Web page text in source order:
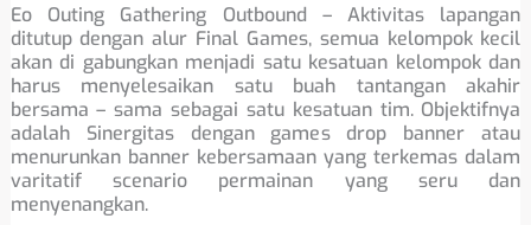
Eo Outing Gathering Outbound – Aktivitas lapangan
ditutup dengan alur Final Games, semua kelompok kecil
akan di gabungkan menjadi satu kesatuan kelompok dan
harus menyelesaikan satu buah tantangan akahir
bersama – sama sebagai satu kesatuan tim. Objektifnya
adalah Sinergitas dengan games drop banner atau
menurunkan banner kebersamaan yang terkemas dalam
varitatif scenario permainan yang seru dan
menyenangkan.